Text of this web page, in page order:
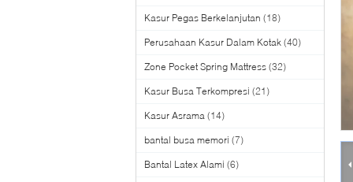
Kasur Pegas Berkelanjutan (18)
Perusahaan Kasur Dalam Kotak (40)
Zone Pocket Spring Mattress (32)
Kasur Busa Terkompresi (21)
Kasur Asrama (14)
bantal busa memori (7)
Bantal Latex Alami (6)